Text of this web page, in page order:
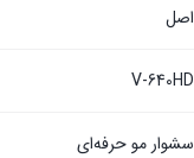
اصل
V-640HD
سشوار مو حرفه‌ای